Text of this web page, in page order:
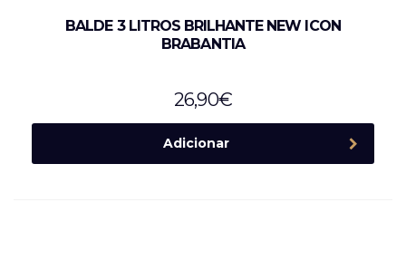
BALDE 3 LITROS BRILHANTE NEW ICON
BRABANTIA
26,90€
Adicionar